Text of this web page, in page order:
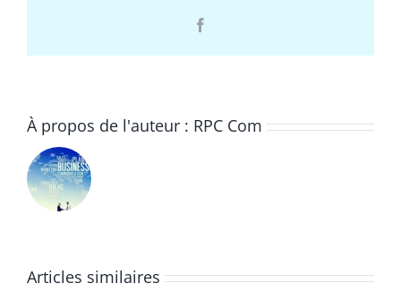
À propos de l'auteur : RPC Com
Articles similaires